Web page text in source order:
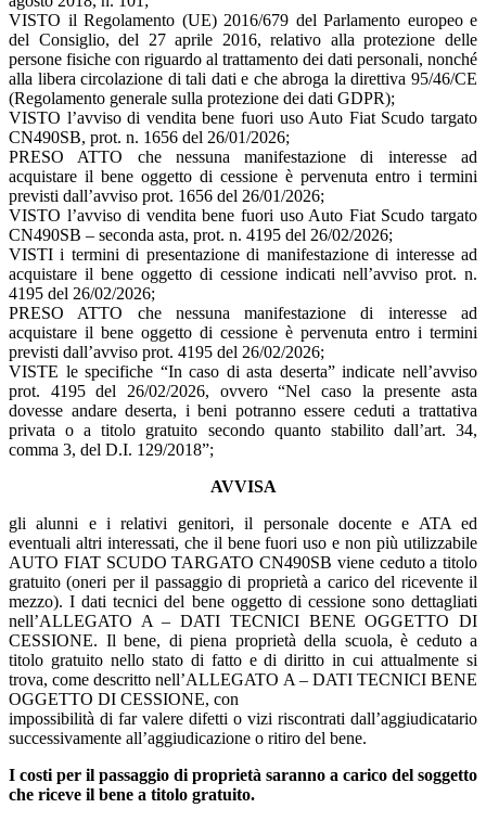
VISTO il Regolamento (UE) 2016/679 del Parlamento europeo e
del Consiglio, del 27 aprile 2016, relativo alla protezione delle
persone fisiche con riguardo al trattamento dei dati personali, nonché
alla libera circolazione di tali dati e che abroga la direttiva 95/46/CE
(Regolamento generale sulla protezione dei dati GDPR);
VISTO l’avviso di vendita bene fuori uso Auto Fiat Scudo targato
CN490SB, prot. n. 1656 del 26/01/2026;
PRESO ATTO che nessuna manifestazione di interesse ad
acquistare il bene oggetto di cessione è pervenuta entro i termini
previsti dall’avviso prot. 1656 del 26/01/2026;
VISTO l’avviso di vendita bene fuori uso Auto Fiat Scudo targato
CN490SB – seconda asta, prot. n. 4195 del 26/02/2026;
VISTI i termini di presentazione di manifestazione di interesse ad
acquistare il bene oggetto di cessione indicati nell’avviso prot. n.
4195 del 26/02/2026;
PRESO ATTO che nessuna manifestazione di interesse ad
acquistare il bene oggetto di cessione è pervenuta entro i termini
previsti dall’avviso prot. 4195 del 26/02/2026;
VISTE le specifiche “In caso di asta deserta” indicate nell’avviso
prot. 4195 del 26/02/2026, ovvero “Nel caso la presente asta
dovesse andare deserta, i beni potranno essere ceduti a trattativa
privata o a titolo gratuito secondo quanto stabilito dall’art. 34,
comma 3, del D.I. 129/2018”;
AVVISA
gli alunni e i relativi genitori, il personale docente e ATA ed
eventuali altri interessati, che il bene fuori uso e non più utilizzabile
AUTO FIAT SCUDO TARGATO CN490SB viene ceduto a titolo
gratuito (oneri per il passaggio di proprietà a carico del ricevente il
mezzo). I dati tecnici del bene oggetto di cessione sono dettagliati
nell’ALLEGATO A – DATI TECNICI BENE OGGETTO DI
CESSIONE. Il bene, di piena proprietà della scuola, è ceduto a
titolo gratuito nello stato di fatto e di diritto in cui attualmente si
trova, come descritto nell’ALLEGATO A – DATI TECNICI BENE
OGGETTO DI CESSIONE, con
impossibilità di far valere difetti o vizi riscontrati dall’aggiudicatario
successivamente all’aggiudicazione o ritiro del bene.
I costi per il passaggio di proprietà saranno a carico del soggetto
che riceve il bene a titolo gratuito.